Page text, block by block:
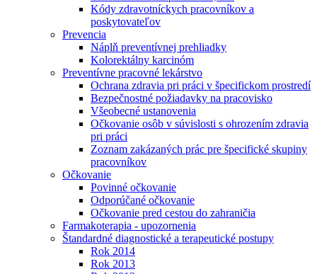
Kódy zdravotníckych pracovníkov a
poskytovateľov
Prevencia
Náplň preventívnej prehliadky
Kolorektálny karcinóm
Preventívne pracovné lekárstvo
Ochrana zdravia pri práci v špecifickom prostredí
Bezpečnostné požiadavky na pracovisko
Všeobecné ustanovenia
Očkovanie osôb v súvislosti s ohrozením zdravia
pri práci
Zoznam zakázaných prác pre špecifické skupiny
pracovníkov
Očkovanie
Povinné očkovanie
Odporúčané očkovanie
Očkovanie pred cestou do zahraničia
Farmakoterapia - upozornenia
Štandardné diagnostické a terapeutické postupy
Rok 2014
Rok 2013